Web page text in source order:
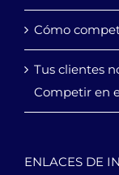
Cómo
Tus clientes
Competir en
ENLACES DE